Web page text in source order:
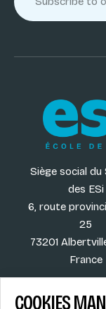
Siège social du
des ESi
6, route
25
73201
France
COOKIES